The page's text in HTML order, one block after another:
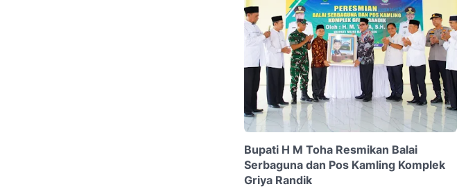
Bupati H M Toha Resmikan Balai
Serbaguna dan Pos Kamling Komplek
Griya Randik